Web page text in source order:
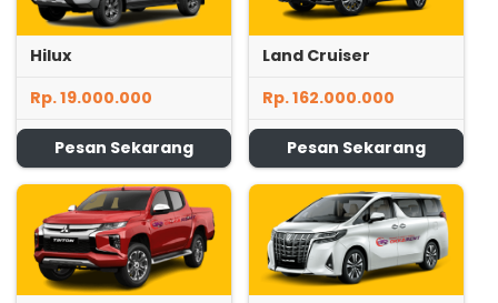
Hilux
Rp. 19.000.000
Pesan Sekarang
Land Cruiser
Rp. 162.000.000
Pesan Sekarang